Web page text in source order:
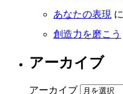
あなたの表現 に
創造力を磨こう
アーカイブ
アーカイブ